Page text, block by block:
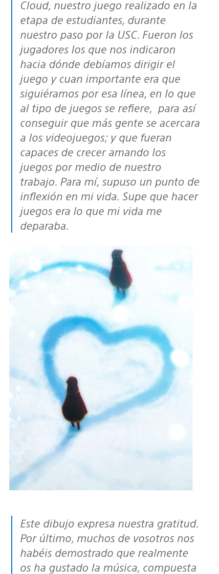
Cloud, nuestro juego realizado en la
etapa de estudiantes, durante
nuestro paso por la USC. Fueron los
jugadores los que nos indicaron
hacia dónde debíamos dirigir el
juego y cuan importante era que
siguiéramos por esa línea, en lo que
al tipo de juegos se refiere, para así
conseguir que más gente se acercara
a los videojuegos; y que fueran
capaces de crecer amando los
juegos por medio de nuestro
trabajo. Para mí, supuso un punto de
inflexión en mi vida. Supe que hacer
juegos era lo que mi vida me
deparaba.
Este dibujo expresa nuestra gratitud.
Por último, muchos de vosotros nos
habéis demostrado que realmente
os ha gustado la música, compuesta